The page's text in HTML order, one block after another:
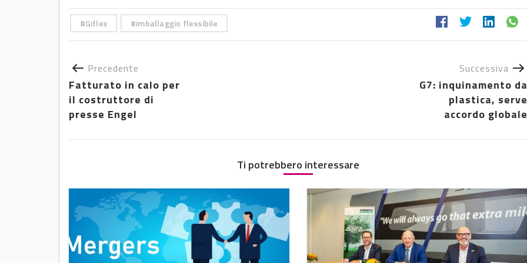
Giflex imballaggio flessibile
Precedente
Fatturato in calo per
il costruttore di
presse Engel
Successiva
G7: inquinamento da
plastica, serve
accordo globale
Ti potrebbero interessare